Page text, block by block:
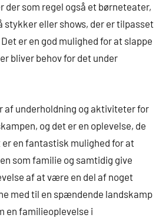
der som regel også et børneteater,
stykker eller shows, der er tilpasset
er en god mulighed for at slappe
bliver behov for det under
af underholdning og aktiviteter for
og det er en oplevelse, de
en fantastisk mulighed for at
som familie og samtidig give
af at være en del af noget
med til en spændende landskamp
en familieoplevelse i